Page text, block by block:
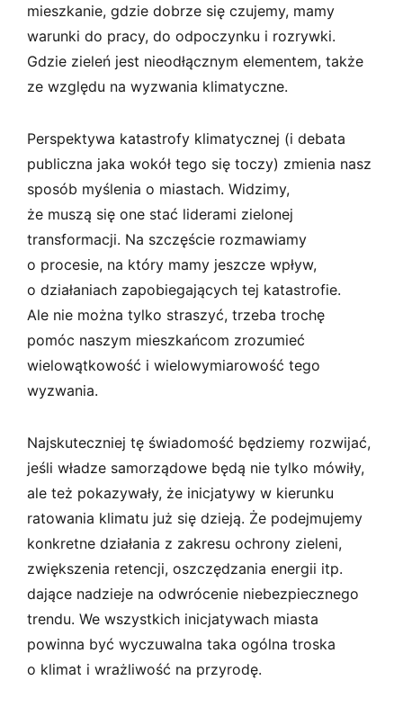
mieszkanie, gdzie dobrze się czujemy, mamy
warunki do pracy, do odpoczynku i rozrywki.
Gdzie zieleń jest nieodłącznym elementem, także
ze względu na wyzwania klimatyczne.
Perspektywa katastrofy klimatycznej (i debata
publiczna jaka wokół tego się toczy) zmienia nasz
sposób myślenia o miastach. Widzimy,
że muszą się one stać liderami zielonej
transformacji. Na szczęście rozmawiamy
o procesie, na który mamy jeszcze wpływ,
o działaniach zapobiegających tej katastrofie.
Ale nie można tylko straszyć, trzeba trochę
pomóc naszym mieszkańcom zrozumieć
wielowątkowość i wielowymiarowość tego
wyzwania.
Najskuteczniej tę świadomość będziemy rozwijać,
jeśli władze samorządowe będą nie tylko mówiły,
ale też pokazywały, że inicjatywy w kierunku
ratowania klimatu już się dzieją. Że podejmujemy
konkretne działania z zakresu ochrony zieleni,
zwiększenia retencji, oszczędzania energii itp.
dające nadzieje na odwrócenie niebezpiecznego
trendu. We wszystkich inicjatywach miasta
powinna być wyczuwalna taka ogólna troska
o klimat i wrażliwość na przyrodę.